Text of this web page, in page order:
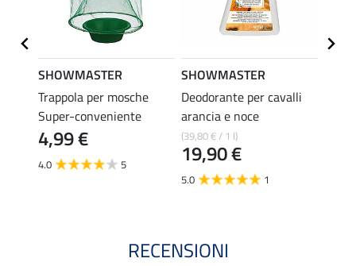
SHOWMASTER
Trappola per mosche
Super-conveniente
4,99 €
4.0 5
SHOWMASTER
Deodorante per cavalli
arancia e noce
(39,80 € / 1 l)
19,90 €
5.0 1
RECENSIONI